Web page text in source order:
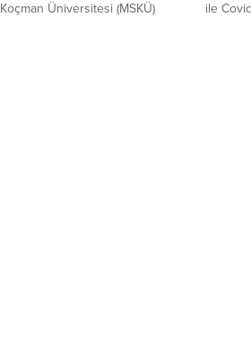
Koçman Üniversitesi (MSKÜ)
ile
Tuzla